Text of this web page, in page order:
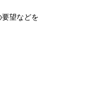
望などを